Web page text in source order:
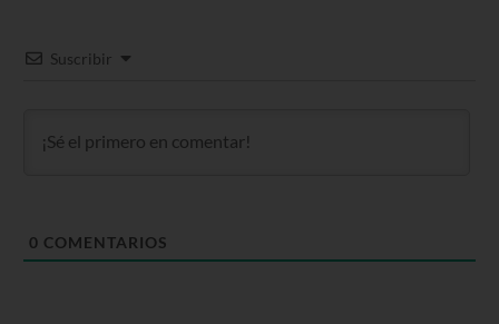
Suscribir
0 COMENTARIOS